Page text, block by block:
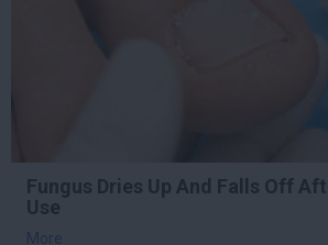
Fungus Dries Up And Falls Off
Use
More